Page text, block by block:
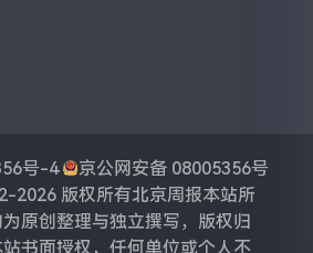
号-4
京公网安备 08005356号
2026 版权所有北京周报本站所
原创整理与独立撰写，版权归
书面授权，任何单位或个人不